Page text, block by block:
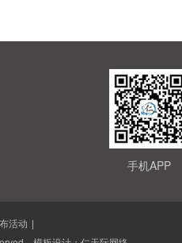
手机APP
活动 |